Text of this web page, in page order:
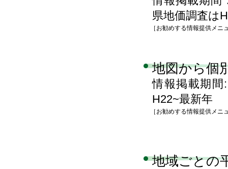
県地価調査は
［お勧めする情報提供メニ
地図から個
情報掲載期間
H22~最新年
［お勧めする情報提供メニ
地域ごとの